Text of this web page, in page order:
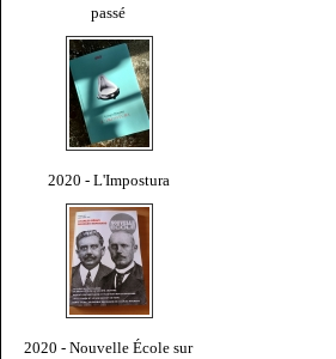
passé
2020 - L'Impostura
2020 - Nouvelle École sur